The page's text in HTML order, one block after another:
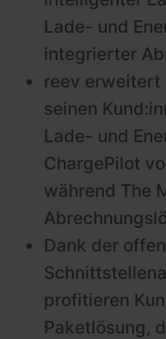
Lade- und
integrierter
reev erweitert
seinen
Lade- und
ChargePilot
während The
Dank der
profitieren
Paketlösung,